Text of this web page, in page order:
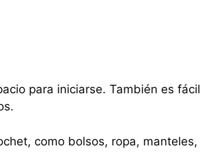
para iniciarse. También es fácil
como bolsos, ropa, manteles,